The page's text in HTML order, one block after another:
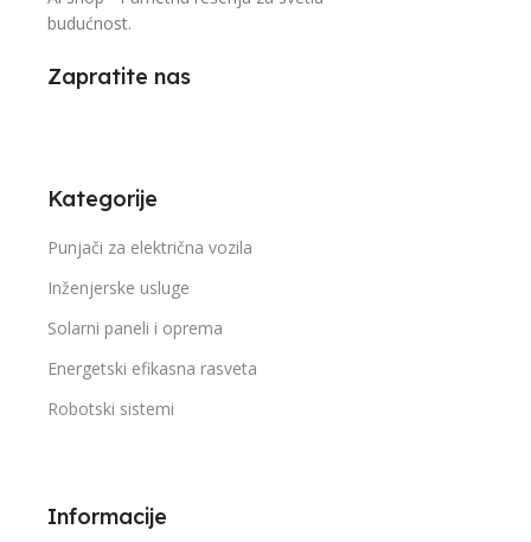
budućnost.
Zapratite nas
Kategorije
Punjači za električna vozila
Inženjerske usluge
Solarni paneli i oprema
Energetski efikasna rasveta
Robotski sistemi
Informacije